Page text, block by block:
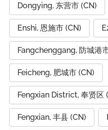
Dongying, 东营市 (CN)
Enshi, 恩施市 (CN)
Fangchenggang, 防城港
Feicheng, 肥城市 (CN)
Fengxian District, 奉贤区
Fengxian, 丰县 (CN)